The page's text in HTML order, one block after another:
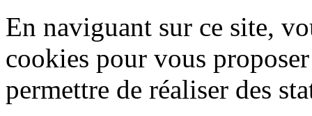
En naviguant sur ce site,
cookies pour vous
permettre de réaliser des